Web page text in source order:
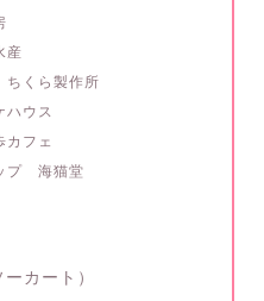
産
くら製作所
ウス
フェ
プ 海猫堂
カート）